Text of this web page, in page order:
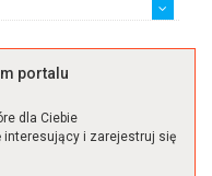
portalu
dla Ciebie
interesujący i zarejestruj się